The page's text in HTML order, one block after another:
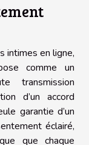
intimes en ligne,
comme un
transmission
d’un accord
garantie d’un
éclairé,
que chaque